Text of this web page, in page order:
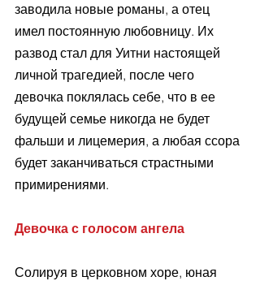
заводила новые романы, а отец
имел постоянную любовницу. Их
развод стал для Уитни настоящей
личной трагедией, после чего
девочка поклялась себе, что в ее
будущей семье никогда не будет
фальши и лицемерия, а любая ссора
будет заканчиваться страстными
примирениями.
Девочка с голосом ангела
Солируя в церковном хоре, юная